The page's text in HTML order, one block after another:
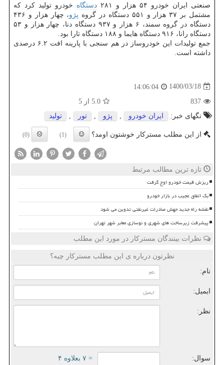
صنعتی ایران خودرو ۵۴ هزار و ۲۸۱
دستگاه خودرو تولید کرد که
مشتمل بر ۳۷ هزار و ۵۵۱ دستگاه در گروه
پژو
، چهار هزار و ۴۳۶
دستگاه در گروه سمند، ۶ هزار و ۹۳۷ دستگاه دنا، چهار هزار و ۵۳
دستگاه رانا، ۹۱۶ دستگاه هایما و ۱۸۸ دستگاه تارا بود.
جمع تولیدات این خودروساز در هم سنجی با پارینه افت ۶.۲ درصدی
داشته است.
1400/03/18
14:06:04
837
5.0 از 5
تگهای خبر:
ایران خودرو , پژو , تور , تولید
از این مطلب مسترکار خوشتون اومد؟ (1)
(0)
تازه ترین مطالب مرتبط
ریزش قیمت خودرو اوج گرفت
بک اتفاق عجیب در بازار خودرو
نقشه راه جدید جهش صادرات غیرنفتی تدوین می شود
پیشرفت زیرساخت های شهری و نوسازی معابر شهر تهران
نظرات بینندگان مسترکار در مورد این مطلب
نظرتون درباره ی این مطلب مسترکار چیه؟
نام:
ایمیل:
نظر:
سوال: = ۷ بعلاوه ۴